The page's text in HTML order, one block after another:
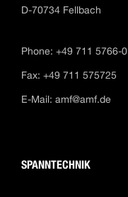
D-70734 Fellbach
Phone: +49 711 5766-0
Fax: +49 711 575725
E-Mail: amf@amf.de
SPANNTECHNIK